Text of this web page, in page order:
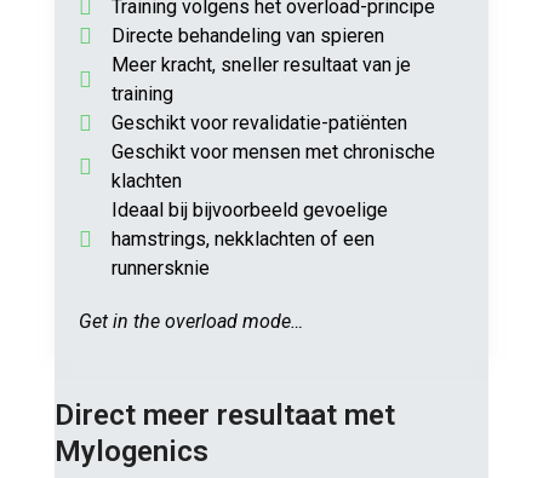
Training volgens het overload-principe
Directe behandeling van spieren
Meer kracht, sneller resultaat van je
training
Geschikt voor revalidatie-patiënten
Geschikt voor mensen met chronische
klachten
Ideaal bij bijvoorbeeld gevoelige
hamstrings, nekklachten of een
runnersknie
Get in the overload mode…
Direct meer resultaat met
Mylogenics